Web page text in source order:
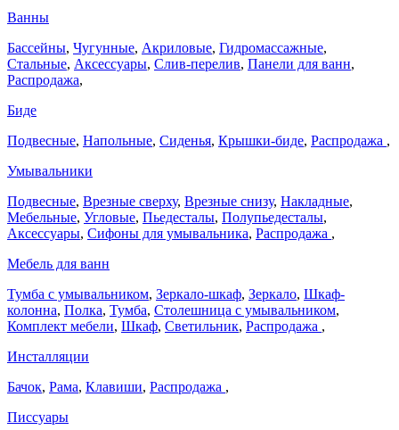
Ванны
Бассейны, Чугунные, Акриловые, Гидромассажные,
Стальные, Аксессуары, Слив-перелив, Панели для ванн,
Распродажа,
Биде
Подвесные, Напольные, Сиденья, Крышки-биде, Распродажа ,
Умывальники
Подвесные, Врезные сверху, Врезные снизу, Накладные,
Мебельные, Угловые, Пьедесталы, Полупьедесталы,
Аксессуары, Сифоны для умывальника, Распродажа ,
Мебель для ванн
Тумба с умывальником, Зеркало-шкаф, Зеркало, Шкаф-
колонна, Полка, Тумба, Столешница с умывальником,
Комплект мебели, Шкаф, Светильник, Распродажа ,
Инсталляции
Бачок, Рама, Клавиши, Распродажа ,
Писсуары